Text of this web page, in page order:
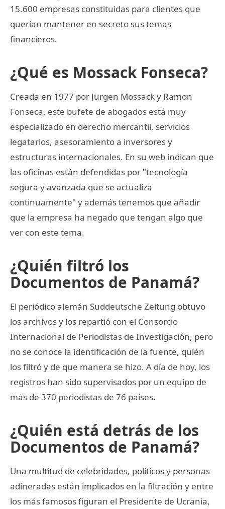
15.600 empresas constituidas para clientes que
querían mantener en secreto sus temas
financieros.
¿Qué es Mossack Fonseca?
Creada en 1977 por Jurgen Mossack y Ramon
Fonseca, este bufete de abogados está muy
especializado en derecho mercantil, servicios
legatarios, asesoramiento a inversores y
estructuras internacionales. En su web indican que
las oficinas están defendidas por "tecnología
segura y avanzada que se actualiza
continuamente" y además tenemos que añadir
que la empresa ha negado que tengan algo que
ver con este tema.
¿Quién filtró los
Documentos de Panamá?
El periódico alemán Suddeutsche Zeitung obtuvo
los archivos y los repartió con el Consorcio
Internacional de Periodistas de Investigación, pero
no se conoce la identificación de la fuente, quién
los filtró y de que manera se hizo. A día de hoy, los
registros han sido supervisados por un equipo de
más de 370 periodistas de 76 países.
¿Quién está detrás de los
Documentos de Panamá?
Una multitud de celebridades, políticos y personas
adineradas están implicados en la filtración y entre
los más famosos figuran el Presidente de Ucrania,